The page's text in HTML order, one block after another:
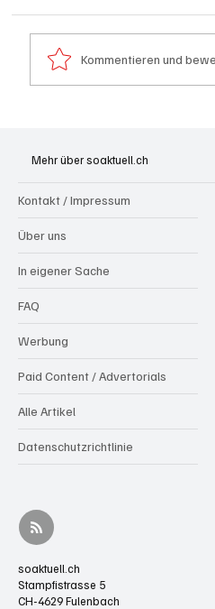
Schulanfang: Achtung
Kommentieren und
Mehr über soaktuell.ch
Kontakt / Impressum
Über uns
In eigener Sache
FAQ
Werbung
Paid Content / Advertorials
Alle Artikel
Datenschutzrichtlinie
soaktuell.ch
Stampfistrasse 5
CH-4629 Fulenbach